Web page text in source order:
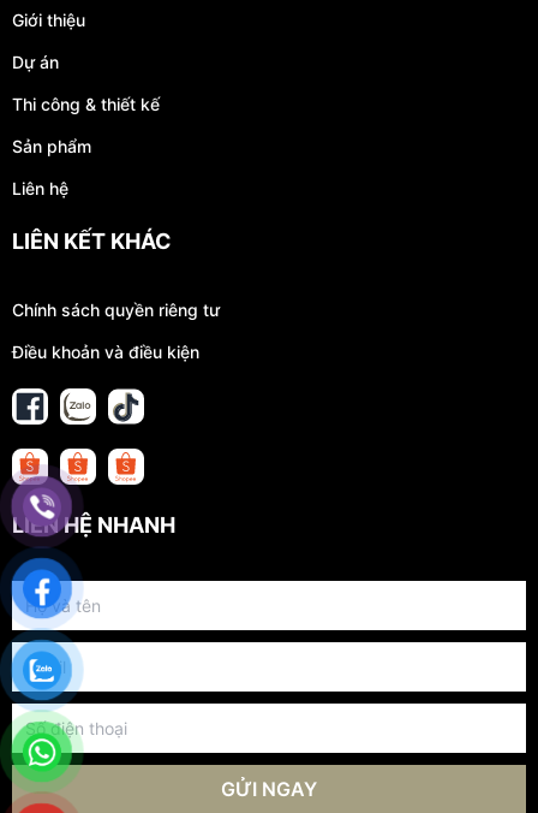
Giới thiệu
Dự án
Thi công & thiết kế
Sản phẩm
Liên hệ
LIÊN KẾT KHÁC
Chính sách quyền riêng tư
Điều khoản và điều kiện
LIÊN HỆ NHANH
GỬI NGAY